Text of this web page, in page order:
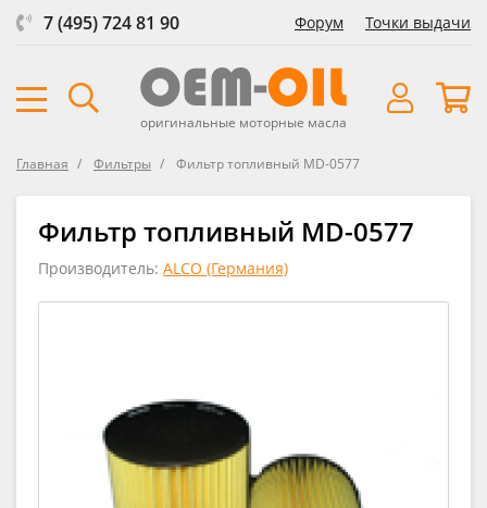
7 (495) 724 81 90 Форум Точки выдачи
оригинальные моторные масла
Главная Фильтры Фильтр топливный MD-0577
Фильтр топливный MD-0577
Производитель: ALCO (Германия)